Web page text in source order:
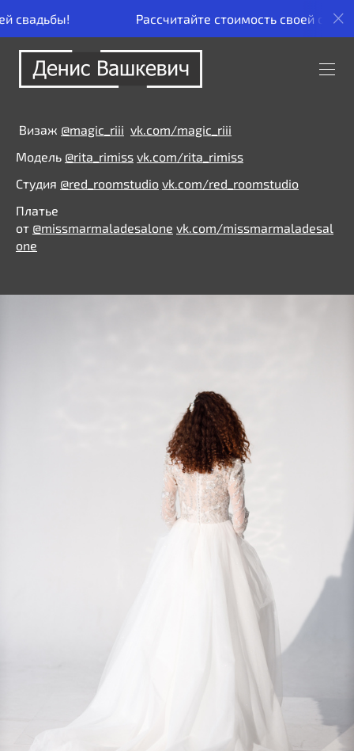
Рассчитайте стоимость своей свадьбы!
Визаж @magic_riii vk.com/magic_riii
Модель @rita_rimiss vk.com/rita_rimiss
Студия @red_roomstudio vk.com/red_roomstudio
Платье
от @missmarmaladesalone vk.com/missmarmaladesal
one